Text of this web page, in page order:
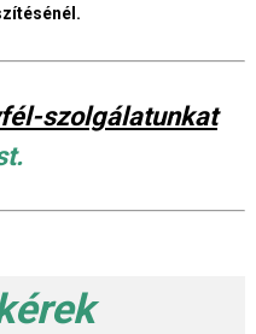
szolgálatunkat